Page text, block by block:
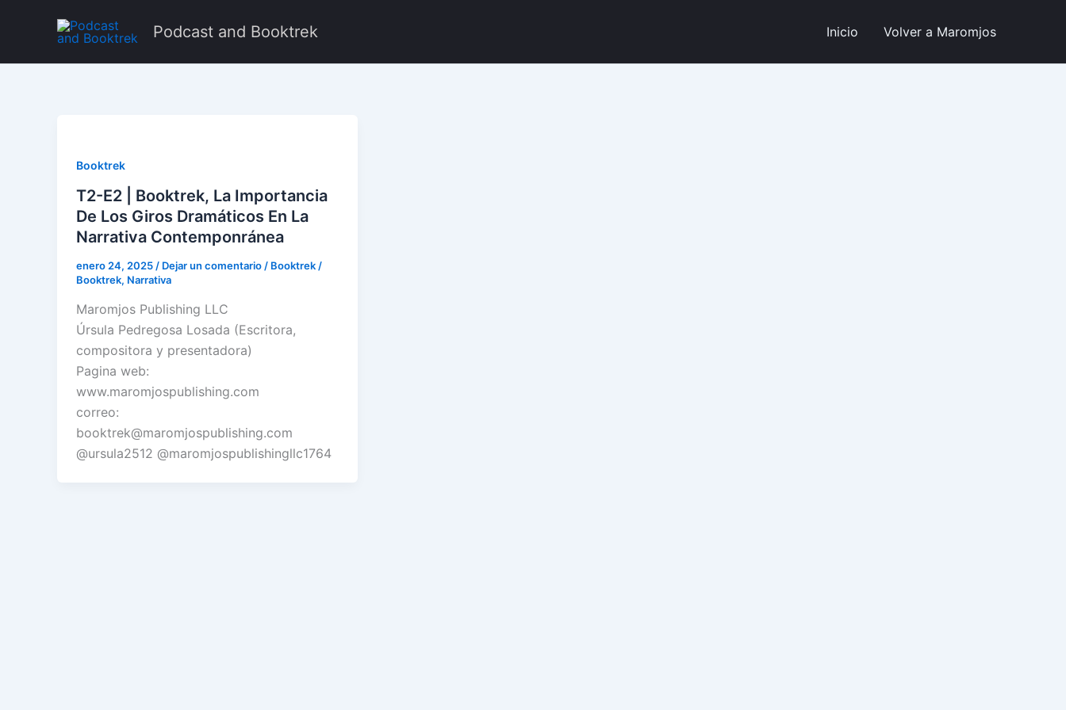
Podcast and Booktrek Inicio Volver a Maromjos
Booktrek
T2-E2 | Booktrek, La Importancia
De Los Giros Dramáticos En La
Narrativa Contemponránea
enero 24, 2025 / Dejar un comentario / Booktrek /
Booktrek, Narrativa
Maromjos Publishing LLC
Úrsula Pedregosa Losada (Escritora,
compositora y presentadora)
Pagina web:
www.maromjospublishing.com
correo:
booktrek@maromjospublishing.com
‪@ursula2512‬ ‪@maromjospublishingllc1764‬